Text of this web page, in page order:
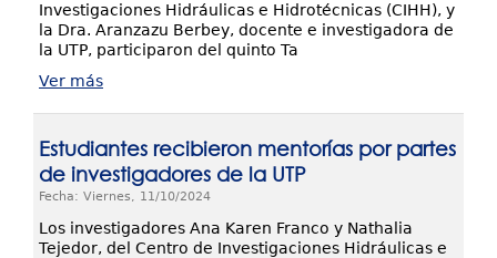
Investigaciones Hidráulicas e Hidrotécnicas (CIHH), y
la Dra. Aranzazu Berbey, docente e investigadora de
la UTP, participaron del quinto Ta
Ver más
Estudiantes recibieron mentorías por partes
de investigadores de la UTP
Fecha: Viernes, 11/10/2024
Los investigadores Ana Karen Franco y Nathalia
Tejedor, del Centro de Investigaciones Hidráulicas e